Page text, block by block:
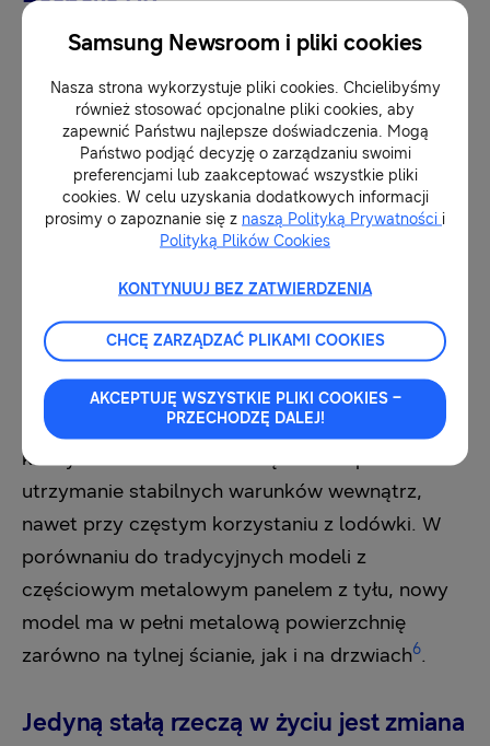
Za stabilność temperatury odpowiadają dwa
niezależne mechanizmy. Funkcja AI Precise
Cooling w aplikacji SmartThings 5analizuje
schematy użytkowania i steruje rozmrażaniem,
minimalizując wahania temperatury, pomagając
żywności zachować smak, konsystencję i
Drugim elementem jest Metal Cooling, czyli
pełna metalowa powierzchnia tylnej ściany i
drzwi, która magazynuje chłód i pomaga
szybciej wrócić do optymalnej temperatury po
każdym otwarciu. To rozwiązanie wspiera
utrzymanie stabilnych warunków wewnątrz,
nawet przy częstym korzystaniu z lodówki. W
porównaniu do tradycyjnych modeli z
częściowym metalowym panelem z tyłu, nowy
model ma w pełni metalową powierzchnię
zarówno na tylnej ścianie, jak i na drzwiach6.
Jedyną stałą rzeczą w życiu jest zmiana
Samsung Newsroom i pliki cookies
Nasza strona wykorzystuje pliki cookies. Chcielibyśmy
również stosować opcjonalne pliki cookies, aby
zapewnić Państwu najlepsze doświadczenia. Mogą
Państwo podjąć decyzję o zarządzaniu swoimi
preferencjami lub zaakceptować wszystkie pliki
cookies. W celu uzyskania dodatkowych informacji
prosimy o zapoznanie się z naszą Polityką Prywatności i
Polityką Plików Cookies
KONTYNUUJ BEZ ZATWIERDZENIA
CHCĘ ZARZĄDZAĆ PLIKAMI COOKIES
AKCEPTUJĘ WSZYSTKIE PLIKI COOKIES –
PRZECHODZĘ DALEJ!